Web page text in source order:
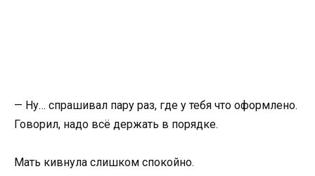
— Ну… спрашивал пару раз, где у тебя что оформлено.
Говорил, надо всё держать в порядке.
Мать кивнула слишком спокойно.